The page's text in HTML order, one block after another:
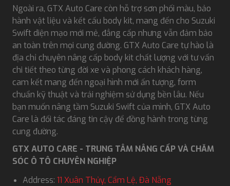
Ngoài ra, GTX Auto Care còn hỗ trợ sơn phối màu, bảo
hành vật liệu và kết cấu body kit, mang đến cho Suzuki
Swift diện mạo mới mẻ, đẳng cấp nhưng vẫn đảm bảo
an toàn trên mọi cung đường. GTX Auto Care tự hào là
địa chỉ chuyên nâng cấp body kit chất lượng với tư vấn
chi tiết theo từng đời xe và phong cách khách hàng,
cam kết mang đến ngoại hình mới ấn tượng, form
chuẩn kỹ thuật và trải nghiệm sử dụng bền lâu. Nếu
bạn muốn nâng tầm Suzuki Swift của mình, GTX Auto
Care là đối tác đáng tin cậy để đồng hành trong từng
cung đường.
GTX AUTO CARE - TRUNG TÂM NÂNG CẤP VÀ CHĂM
SÓC Ô TÔ CHUYÊN NGHIỆP
Address: 11 Xuân Thủy, Cẩm Lệ, Đà Nẵng